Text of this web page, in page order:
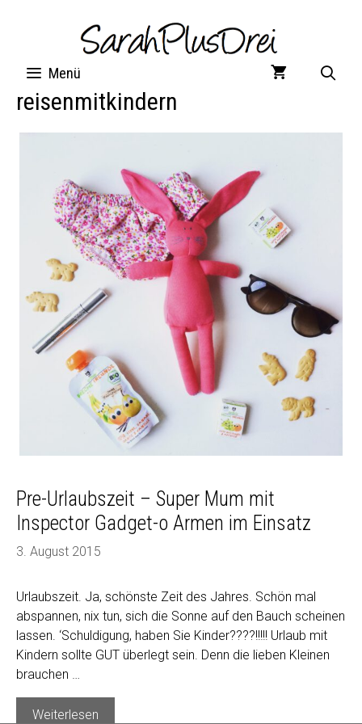
Menü
reisenmitkindern
Pre-Urlaubszeit – Super Mum mit
Inspector Gadget-o Armen im Einsatz
3. August 2015
Urlaubszeit. Ja, schönste Zeit des Jahres. Schön mal
abspannen, nix tun, sich die Sonne auf den Bauch scheinen
lassen. ‘Schuldigung, haben Sie Kinder????!!!!! Urlaub mit
Kindern sollte GUT überlegt sein. Denn die lieben Kleinen
brauchen …
Weiterlesen